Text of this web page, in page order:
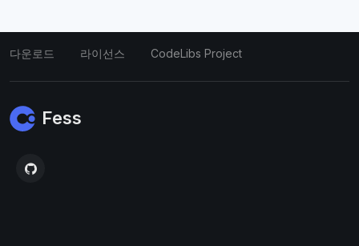
다운로드 라이선스 CodeLibs Project
Fess